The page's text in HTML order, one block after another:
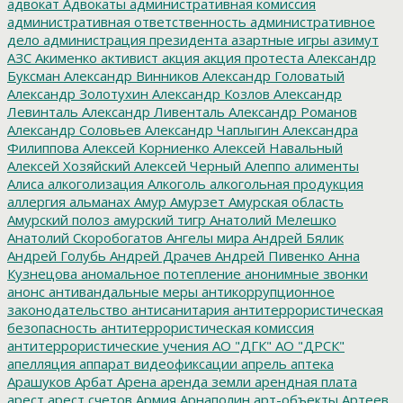
административная ответственность административное
дело администрация президента азартные игры азимут
АЗС Акименко активист акция акция протеста Александр
Буксман Александр Винников Александр Головатый
Александр Золотухин Александр Козлов Александр
Левинталь Александр Ливенталь Александр Романов
Александр Соловьев Александр Чаплыгин Александра
Филиппова Алексей Корниенко Алексей Навальный
Алексей Хозяйский Алексей Черный Алеппо алименты
Алиса алкоголизация Алкоголь алкогольная продукция
аллергия альманах Амур Амурзет Амурская область
Амурский полоз амурский тигр Анатолий Мелешко
Анатолий Скоробогатов Ангелы мира Андрей Бялик
Андрей Голубь Андрей Драчев Андрей Пивенко Анна
Кузнецова аномальное потепление анонимные звонки
анонс антивандальные меры антикоррупционное
законодательство антисанитария антитеррористическая
безопасность антитеррористическая комиссия
антитеррористические учения АО "ДГК" АО "ДРСК"
апелляция аппарат видеофиксации апрель аптека
Арашуков Арбат Арена аренда земли арендная плата
арест арест счетов Армия Арнаполин арт-объекты Артеев